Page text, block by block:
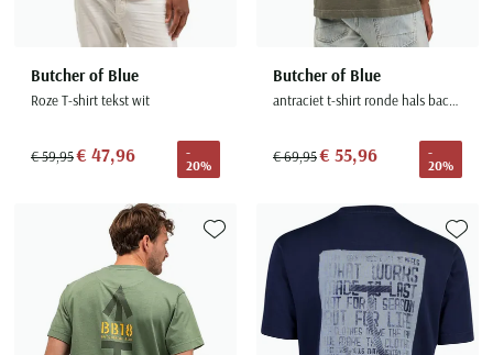
Butcher of Blue
Roze T-shirt tekst wit
€ 59,95€ 47,96
-
20%
Butcher of Blue
antraciet t-shirt ronde hals backprint
€ 69,95€ 55,96
-
20%
Toevoegen aan favorieten